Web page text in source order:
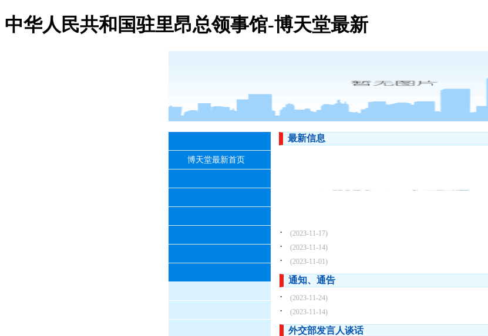
中华人民共和国驻里昂总领事馆-博天堂最新
博天堂最新首页
最新信息
· (2023-11-17)
· (2023-11-14)
· (2023-11-01)
通知、通告
·
(2023-11-24)
· (2023-11-14)
外交部发言人谈话